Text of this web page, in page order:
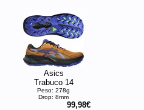
Asics
Trabuco 14
Peso: 278g
Drop: 8mm
99,98€